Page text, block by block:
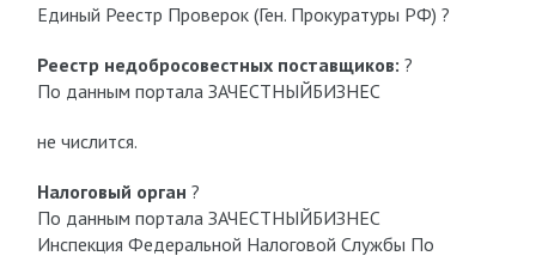
Единый Реестр Проверок (Ген. Прокуратуры РФ) ?
Реестр недобросовестных поставщиков: ?
По данным портала ЗАЧЕСТНЫЙБИЗНЕС
не числится.
Налоговый орган ?
По данным портала ЗАЧЕСТНЫЙБИЗНЕС
Инспекция Федеральной Налоговой Службы По